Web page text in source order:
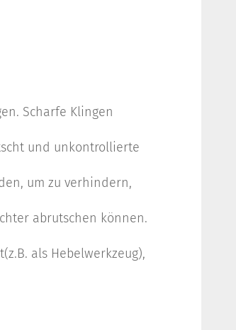
Scharfe Klingen
und unkontrollierte
um zu verhindern,
abrutschen können.
als Hebelwerkzeug),